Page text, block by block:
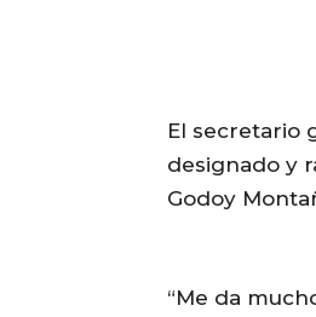
El secretario
designado y
Godoy
“Me da